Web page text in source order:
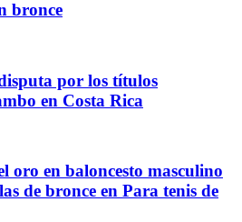
bronce
por los títulos
en Costa Rica
oro en baloncesto masculino
de bronce en Para tenis de